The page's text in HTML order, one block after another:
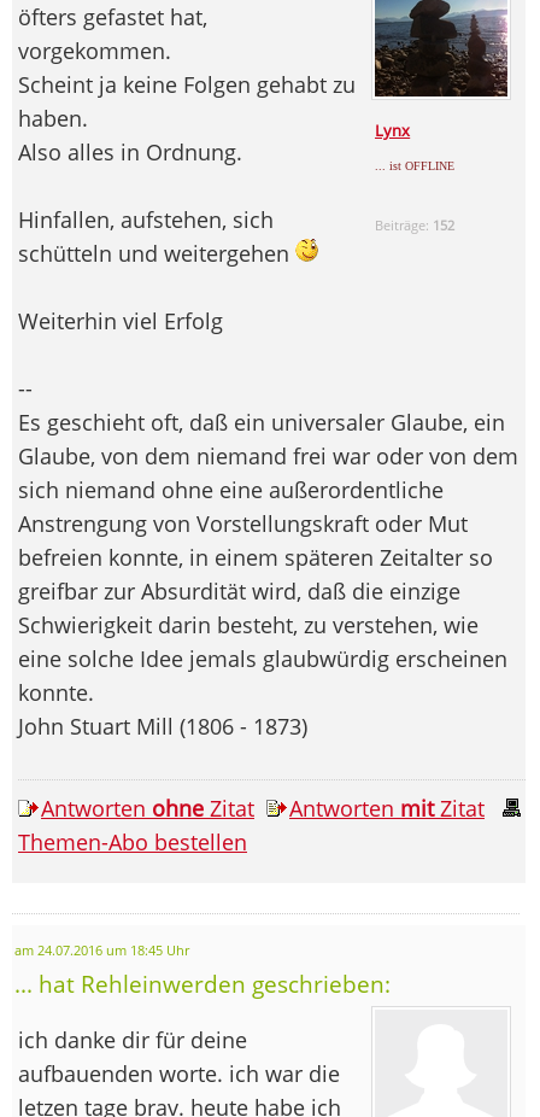
Lynx
... ist OFFLINE
Beiträge: 152
öfters gefastet hat,
vorgekommen.
Scheint ja keine Folgen gehabt zu
haben.
Also alles in Ordnung.
Hinfallen, aufstehen, sich
schütteln und weitergehen
Weiterhin viel Erfolg
--
Es geschieht oft, daß ein universaler Glaube, ein
Glaube, von dem niemand frei war oder von dem
sich niemand ohne eine außerordentliche
Anstrengung von Vorstellungskraft oder Mut
befreien konnte, in einem späteren Zeitalter so
greifbar zur Absurdität wird, daß die einzige
Schwierigkeit darin besteht, zu verstehen, wie
eine solche Idee jemals glaubwürdig erscheinen
konnte.
John Stuart Mill (1806 - 1873)
Antworten ohne Zitat Antworten mitZitat
Themen-Abo bestellen
am 24.07.2016 um 18:45 Uhr
... hat Rehleinwerden geschrieben:
ich danke dir für deine
aufbauenden worte. ich war die
letzen tage brav. heute habe ich